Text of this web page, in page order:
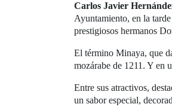
Carlos Javier
Ayuntamiento, en la
prestigiosos hermanos
El término Minaya, que
mozárabe de 1211. Y en
Entre sus atractivos,
un sabor especial,